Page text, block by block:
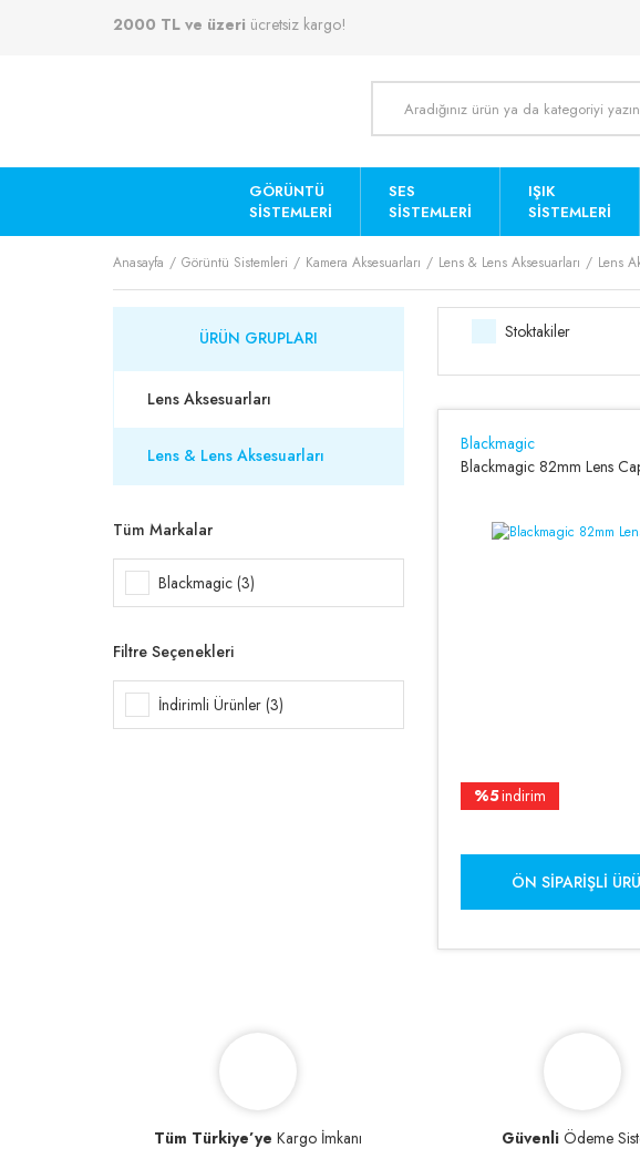
2000 TL ve üzeri ücretsiz kargo!
GÖRÜNTÜ
SISTEMLERI
SES
SISTEMLERI
IŞIK
SISTEMLERI
Anasayfa Görüntü Sistemleri Kamera Aksesuarları Lens & Lens Aksesuarları Lens
ÜRÜN GRUPLARI
Lens Aksesuarları
Lens & Lens Aksesuarları
Tüm Markalar
Blackmagic (3)
Filtre Seçenekleri
İndirimli Ürünler (3)
Stoktakiler
Blackmagic
Blackmagic 82mm Lens
%5indirim
ÖN SIPARIŞLI
Tüm Türkiye’ye Kargo İmkanı Güvenli Ödeme